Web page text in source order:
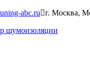
abc.ru г. Москва,
шумоизоляции